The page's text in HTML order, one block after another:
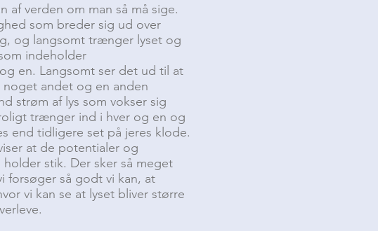
af verden om man så må sige.
som breder sig ud over
og langsomt trænger lyset og
indeholder
en. Langsomt ser det ud til at
noget andet og en anden
strøm af lys som vokser sig
trænger ind i hver og en og
end tidligere set på jeres klode.
at de potentialer og
stik. Der sker så meget
forsøger så godt vi kan, at
vi kan se at lyset bliver større